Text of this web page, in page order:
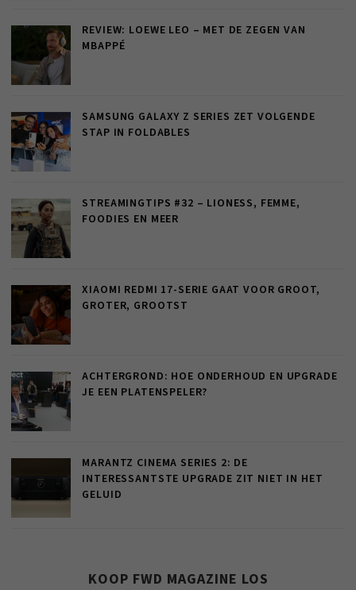
REVIEW: LOEWE LEO – MET DE ZEGEN VAN
MBAPPÉ
SAMSUNG GALAXY Z SERIES ZET VOLGENDE
STAP IN FOLDABLES
STREAMINGTIPS #32 – LIONESS, FEMME,
FOODIES EN MEER
XIAOMI REDMI 17-SERIE GAAT VOOR GROOT,
GROTER, GROOTST
ACHTERGROND: HOE ONDERHOUD EN UPGRADE
JE EEN PLATENSPELER?
MARANTZ CINEMA SERIES 2: DE
INTERESSANTSTE UPGRADE ZIT NIET IN HET
GELUID
KOOP FWD MAGAZINE LOS